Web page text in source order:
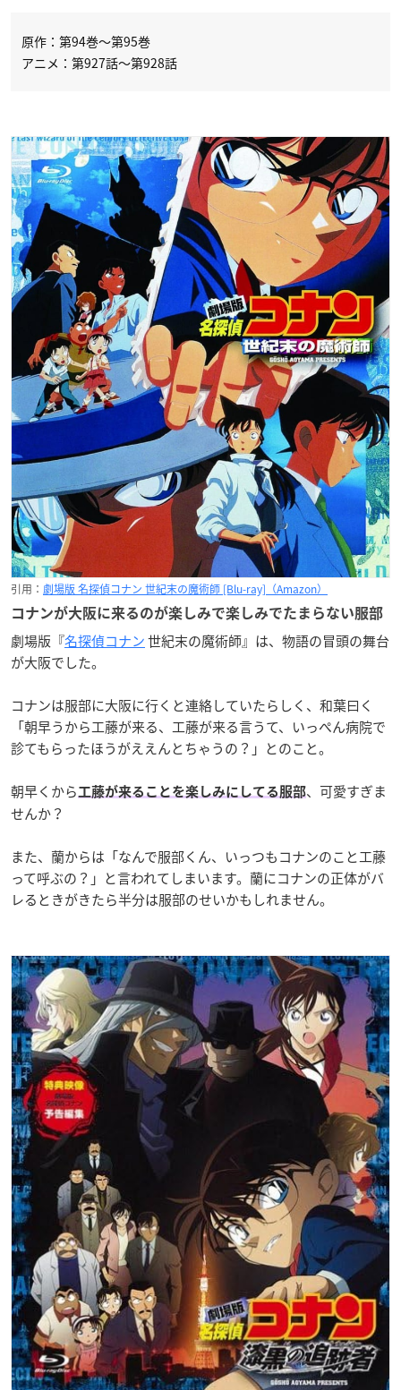
原作：第94巻〜第95巻
アニメ：第927話～第928話
引用： 劇場版 名探偵コナン 世紀末の魔術師 [Blu-ray]（Amazon）
コナンが大阪に来るのが楽しみで楽しみでたまらない服部
劇場版『名探偵コナン世紀末の魔術師』は、物語の冒頭の舞台
が大阪でした。
コナンは服部に大阪に行くと連絡していたらしく、和葉曰く
「朝早うから工藤が来る、工藤が来る言うて、いっぺん病院で
診てもらったほうがええんとちゃうの？」とのこと。
朝早くから 工藤が来ることを楽しみにしてる服部、可愛すぎま
せんか？
また、蘭からは「なんで服部くん、いっつもコナンのこと工藤
って呼ぶの？」と言われてしまいます。蘭にコナンの正体がバ
レるときがきたら半分は服部のせいかもしれません。